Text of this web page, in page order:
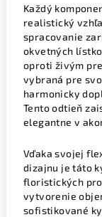
Každý
realistický
spracovanie
okvetných
oproti živým
vybraná pre
harmonicky
Tento odtieň
elegantne v
Vďaka svojej
dizajnu je táto
floristických
vytvorenie
sofistikované